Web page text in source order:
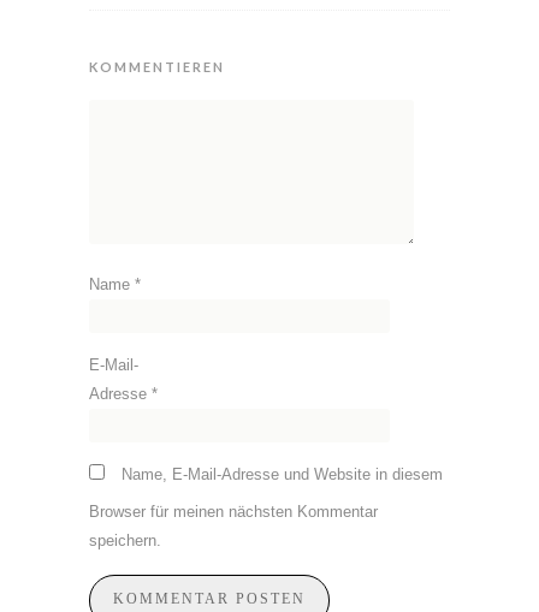
KOMMENTIEREN
Name *
E-Mail-
Adresse *
Name, E-Mail-Adresse und Website in diesem
Browser für meinen nächsten Kommentar
speichern.